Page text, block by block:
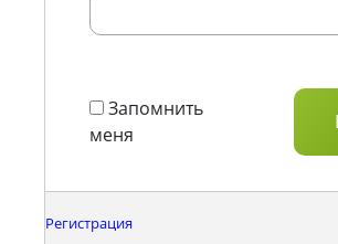
Запомнить
меня
Регистрация